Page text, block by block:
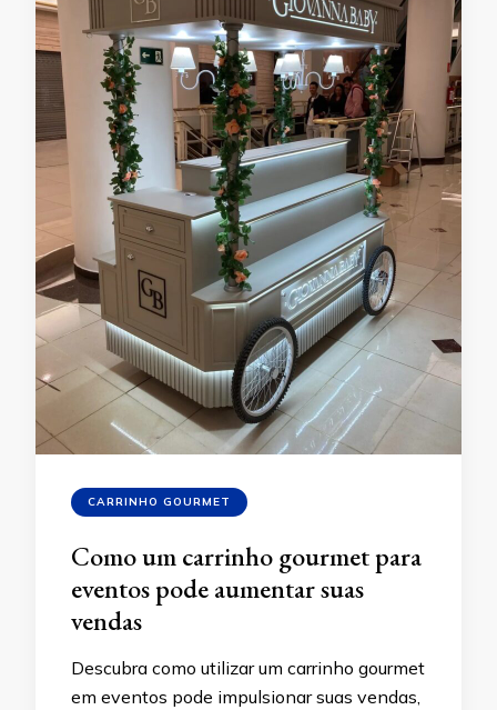
CARRINHO GOURMET
Como um carrinho gourmet para
eventos pode aumentar suas
vendas
Descubra como utilizar um carrinho gourmet
em eventos pode impulsionar suas vendas,